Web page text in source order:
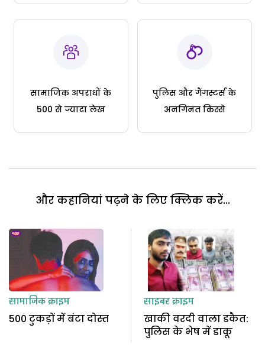
सामाजिक अपराधों के
500 से ज्यादा लेख
पुलिस और गैंगस्टर्स के
अनगिनत किस्से
और कहानियां पढ़ने के लिए क्लिक करें...
सामाजिक क्राइम
500 टुकड़ों में बंटा दोस्त
साइबर क्राइम
खाकी वरदी वाला डकैत:
पुलिस के भेष में डाकू